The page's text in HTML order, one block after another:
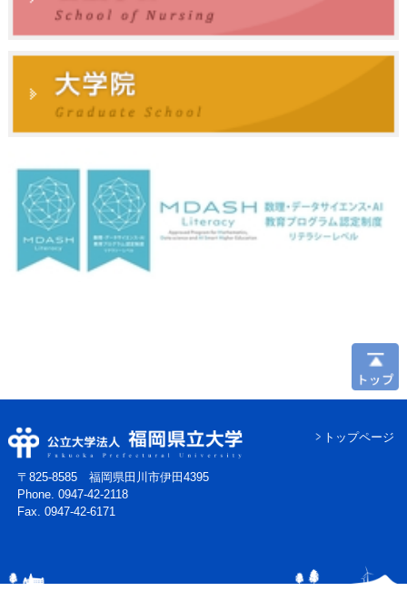
〒825-8585 福岡県田川市伊田4395
Phone. 0947-42-2118
Fax. 0947-42-6171
トップページ